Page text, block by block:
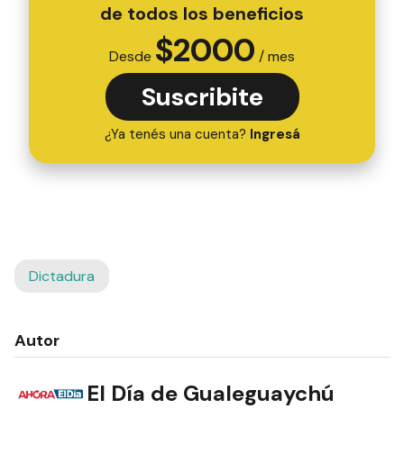
de todos los beneficios
Desde $2000 / mes
Suscribite
¿Ya tenés una cuenta? Ingresá
Dictadura
Autor
El Día de Gualeguaychú